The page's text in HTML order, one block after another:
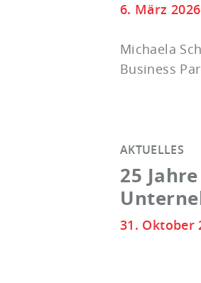
6. März 2026
Michaela
Business
AKTUELLES
25
31. Oktober